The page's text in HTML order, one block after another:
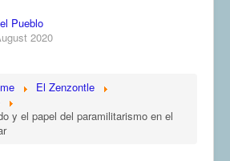
Pueblo
2020
El Zenzontle
y el papel del paramilitarismo en el